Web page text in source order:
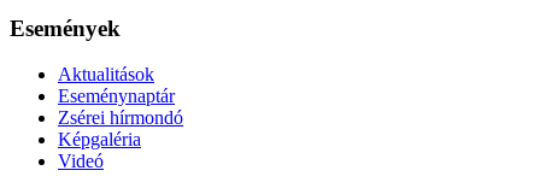
Események
Aktualitások
Eseménynaptár
Zsérei hírmondó
Képgaléria
Videó